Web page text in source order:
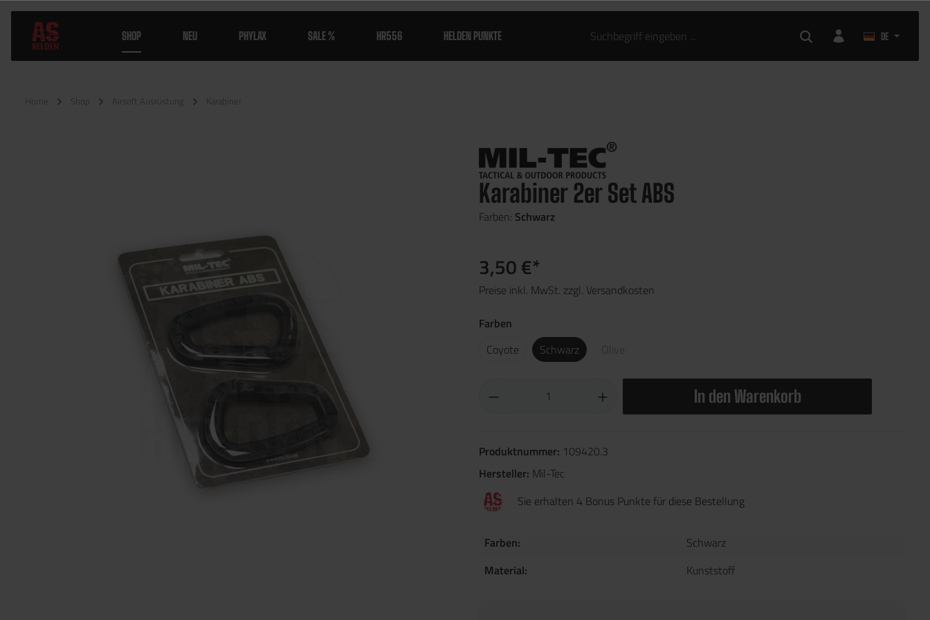
SHOP NEU PHYLAX SALE % HR556 HELDEN PUNKTE DE
Home Shop Airsoft Ausrüstung Karabiner
Karabiner 2er Set ABS
Farben: Schwarz
3,50 €*
Preise inkl. MwSt. zzgl. Versandkosten
Farben
Coyote
Schwarz Olive
In den Warenkorb
Produktnummer: 109420.3
Hersteller: Mil-Tec
Sie erhalten 4 Bonus Punkte für diese Bestellung
Farben:
Schwarz
Material:
Kunststoff